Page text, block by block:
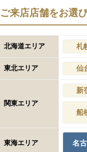
ご来店店舗をお選
北海道エリア 札
東北エリア 仙
関東エリア
新
船
東海エリア 名